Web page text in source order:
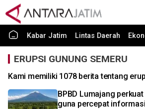
Kabar Jatim Lintas Daerah
ERUPSI GUNUNG SEMERU
Kami memiliki 1078 berita tentang
BPBD Lumajang
guna percepat